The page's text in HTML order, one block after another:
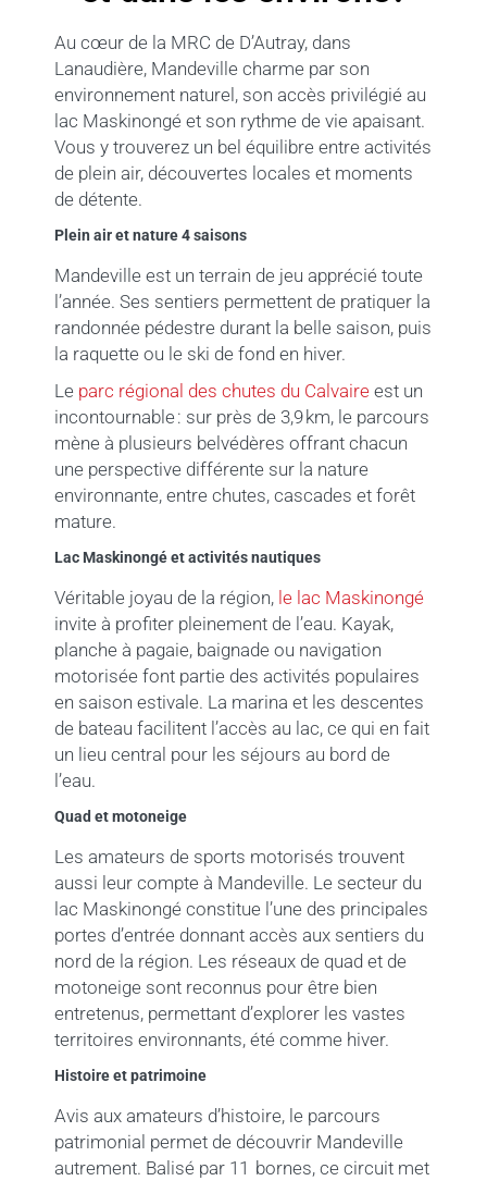
Au cœur de la MRC de D’Autray, dans
Lanaudière, Mandeville charme par son
environnement naturel, son accès privilégié au
lac Maskinongé et son rythme de vie apaisant.
Vous y trouverez un bel équilibre entre activités
de plein air, découvertes locales et moments
de détente.
Plein air et nature 4 saisons
Mandeville est un terrain de jeu apprécié toute
l’année. Ses sentiers permettent de pratiquer la
randonnée pédestre durant la belle saison, puis
la raquette ou le ski de fond en hiver.
Le parc régional des chutes du Calvaire est un
incontournable : sur près de 3,9 km, le parcours
mène à plusieurs belvédères offrant chacun
une perspective différente sur la nature
environnante, entre chutes, cascades et forêt
mature.
Lac Maskinongé et activités nautiques
Véritable joyau de la région, le lac Maskinongé
invite à profiter pleinement de l’eau. Kayak,
planche à pagaie, baignade ou navigation
motorisée font partie des activités populaires
en saison estivale. La marina et les descentes
de bateau facilitent l’accès au lac, ce qui en fait
un lieu central pour les séjours au bord de
l’eau.
Quad et motoneige
Les amateurs de sports motorisés trouvent
aussi leur compte à Mandeville. Le secteur du
lac Maskinongé constitue l’une des principales
portes d’entrée donnant accès aux sentiers du
nord de la région. Les réseaux de quad et de
motoneige sont reconnus pour être bien
entretenus, permettant d’explorer les vastes
territoires environnants, été comme hiver.
Histoire et patrimoine
Avis aux amateurs d’histoire, le parcours
patrimonial permet de découvrir Mandeville
autrement. Balisé par 11 bornes, ce circuit met